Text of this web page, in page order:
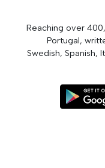
Reaching over
Portugal,
Swedish, Spanish,